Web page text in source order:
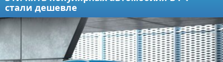
стали дешевле